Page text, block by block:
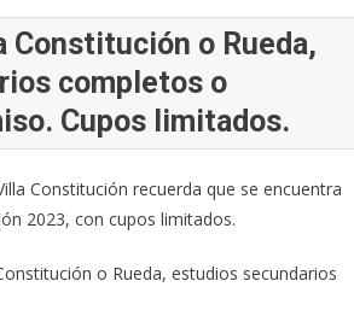
Constitución o Rueda,
completos o
Cupos limitados.
Constitución recuerda que se encuentra
2023, con cupos limitados.
o Rueda, estudios secundarios